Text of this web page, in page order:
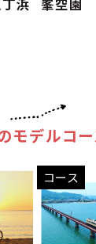
浜
峯空園
モデルコ
コース